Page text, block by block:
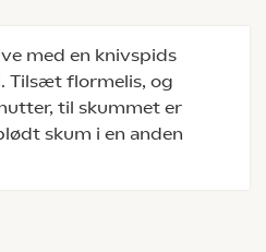
med en knivspids
Tilsæt flormelis, og
til skummet er
skum i en anden